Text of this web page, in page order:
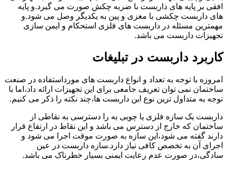
افقی بر پایه های داربست با ضربه چکش صورت می گیرد.و پایه
های داربست چکشی با مغزی و پین به یکدیگر وصل می شود.و
مهمترین مسئله در داربست های فلزی استحکام و ایمن سازی
تجهیزات داربست می باشد.
کاربرد داربست در تبلیغات
امروزه با توجه به تعداد و انواع داربست های مورداستفاده در صنعت
ساختمان نمی توان تعریف جامعی برای این تجهیزات ارائه داد،اما با
توجه به متداول ترین نوع این داربست ها،چند نکته را ذکر می کنیم.
داربست یک سازه فلزی یا چوبی به را دسترسی به نقاطی از
ساختمان که خارج از دسترس می باشد و این نقاط در ارتفاع قرار
دارند گفته می شود،این سازه به صورت موقت اجرا می شود و
اجرای آن به تخصص کافی نیاز دارد.سازه داربست در عین
سادگی،در صورت عدم رعایت ایمنی بسیار خطرناک می باشد.